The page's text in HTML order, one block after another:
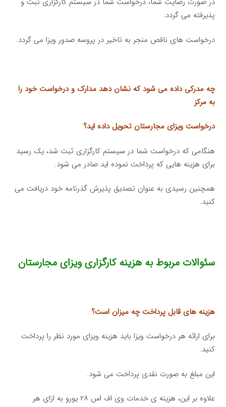
پذیرفته می گردد.
درخواست های ناقص منجر به تاخیر در پروسه صدور ویزا می گردد.
چه مدرکی داده می شود که نشان دهد مدارک و درخواست خود را
به مرکز
درخواست ویزای مجارستان تحویل داده اید؟
هنگامی که درخواست شما در سیستم کارگزاری ثبت شد، یک رسید
برای هزینه هایی که پرداخت نموده اید صادر می شود.
همچنین رسیدی به عنوان تصدیق پذیرش گذرنامه خود دریافت می
کنید.
سئوالات مربوط به هزینه کارگزاری ویزای مجارستان
هزینه های قابل پرداخت چه میزان است؟
برای ارائه هر درخواست ویزا باید هزینه ویزای مورد نظر را پرداخت
کنید.
این مبلغ به صورت نقدی پرداخت می شود.
علاوه بر این، هزینه ی خدمات وی اف اس ۲۸ یورو به ازای هر